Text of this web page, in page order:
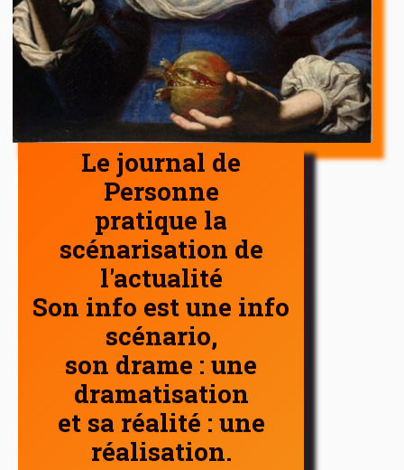
Le journal de
Personne
pratique la
scénarisation de
l'actualité
Son info est une info
scénario,
son drame : une
dramatisation
et sa réalité : une
réalisation.